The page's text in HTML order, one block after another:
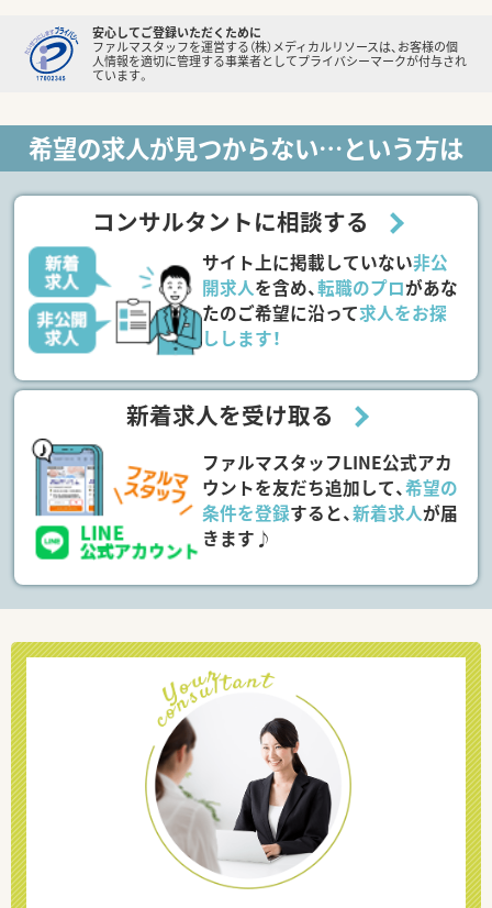
安心してご登録いただくために
ファルマスタッフを運営する（株）メディカルリソースは、お客様の個
人情報を適切に管理する事業者としてプライバシーマークが付与され
ています。
希望の求人が見つからない…という方は
コンサルタントに相談する
サイト上に掲載していない非公
開求人を含め、転職のプロがあな
たのご希望に沿って求人をお探
しします！
新着求人を受け取る
ファルマスタッフLINE公式アカ
ウントを友だち追加して、希望の
条件を登録すると、新着求人が届
きます♪